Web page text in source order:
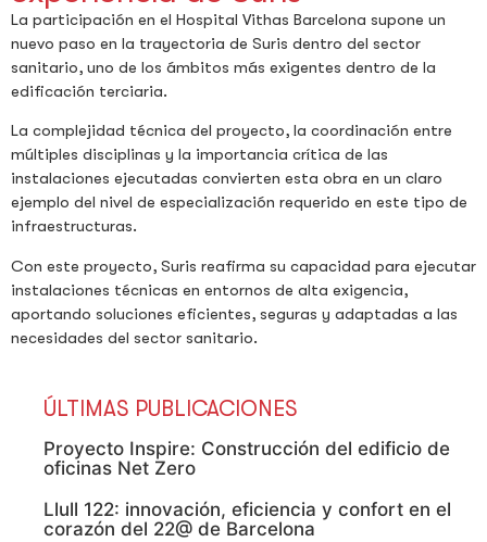
La participación en el Hospital Vithas Barcelona supone un
nuevo paso en la trayectoria de Suris dentro del sector
sanitario, uno de los ámbitos más exigentes dentro de la
edificación terciaria.
La complejidad técnica del proyecto, la coordinación entre
múltiples disciplinas y la importancia crítica de las
instalaciones ejecutadas convierten esta obra en un claro
ejemplo del nivel de especialización requerido en este tipo de
infraestructuras.
Con este proyecto, Suris reafirma su capacidad para ejecutar
instalaciones técnicas en entornos de alta exigencia,
aportando soluciones eficientes, seguras y adaptadas a las
necesidades del sector sanitario.
ÚLTIMAS PUBLICACIONES
Proyecto Inspire: Construcción del edificio de
oficinas Net Zero
Llull 122: innovación, eficiencia y confort en el
corazón del 22@ de Barcelona